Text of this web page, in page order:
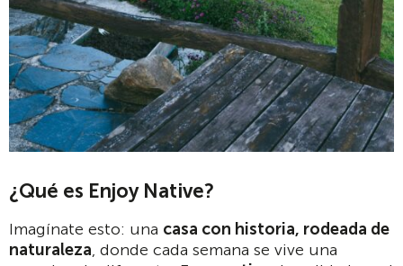
¿Qué es Enjoy Native?
Imagínate esto: una casa con historia, rodeada de
naturaleza, donde cada semana se vive una